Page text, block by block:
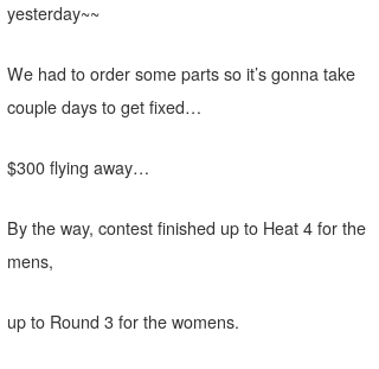
yesterday~~
We had to order some parts so it’s gonna take
couple days to get fixed…
$300 flying away…
By the way, contest finished up to Heat 4 for the
mens,
up to Round 3 for the womens.
banpaku
Mr.K
chappy
Romisea